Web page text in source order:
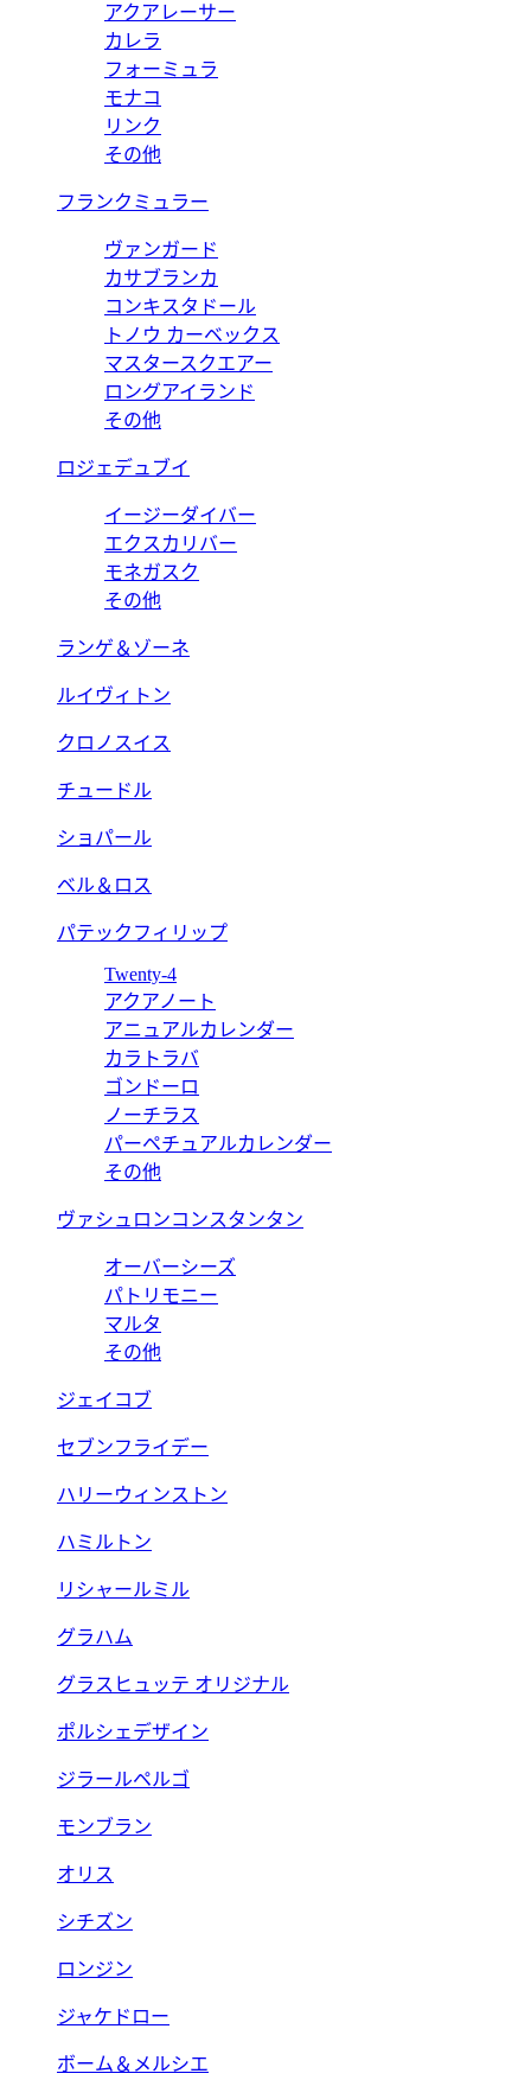
アクアレーサー
カレラ
フォーミュラ
モナコ
リンク
その他
フランクミュラー
ヴァンガード
カサブランカ
コンキスタドール
トノウ カーベックス
マスタースクエアー
ロングアイランド
その他
ロジェデュブイ
イージーダイバー
エクスカリバー
モネガスク
その他
ランゲ＆ゾーネ
ルイヴィトン
クロノスイス
チュードル
ショパール
ベル＆ロス
パテックフィリップ
Twenty-4
アクアノート
アニュアルカレンダー
カラトラバ
ゴンドーロ
ノーチラス
パーペチュアルカレンダー
その他
ヴァシュロンコンスタンタン
オーバーシーズ
パトリモニー
マルタ
その他
ジェイコブ
セブンフライデー
ハリーウィンストン
ハミルトン
リシャールミル
グラハム
グラスヒュッテ オリジナル
ポルシェデザイン
ジラールペルゴ
モンブラン
オリス
シチズン
ロンジン
ジャケドロー
ボーム＆メルシエ